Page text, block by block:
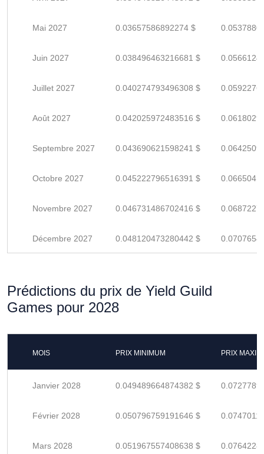
Mai 2027 0.03657586892274 $
Juin 2027 0.038496463216681 $
Juillet 2027 0.040274793496308 $
Août 2027 0.042025972483516 $
Septembre 2027 0.043690621598241 $
Octobre 2027 0.045222796516391 $
Novembre 2027 0.046731486702416 $
Décembre 2027 0.048120473280442 $
Prédictions du prix de Yield Guild
Games pour 2028
MOIS PRIX MINIMUM PRIX
Janvier 2028 0.049489664874382 $
Février 2028 0.050796759191646 $
Mars 2028 0.051967557408638 $